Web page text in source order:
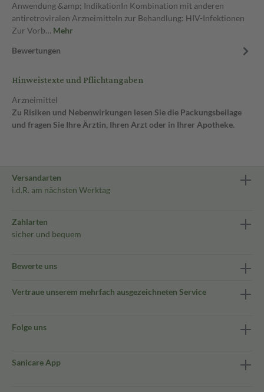
Anwendung &amp; IndikationIn Kombination mit anderen
antiretroviralen Arzneimitteln zur Behandlung: HIV-Infektionen
Zur Vorb… Mehr
Bewertungen
Hinweistexte und Pflichtangaben
Arzneimittel
Zu Risiken und Nebenwirkungen lesen Sie die Packungsbeilage
und fragen Sie Ihre Ärztin, Ihren Arzt oder in Ihrer Apotheke.
Versandarten
i.d.R. am nächsten Werktag
Zahlarten
sicher und bequem
Bewerte uns
Vertraue unserem mehrfach ausgezeichneten Service
Folge uns
Sanicare App